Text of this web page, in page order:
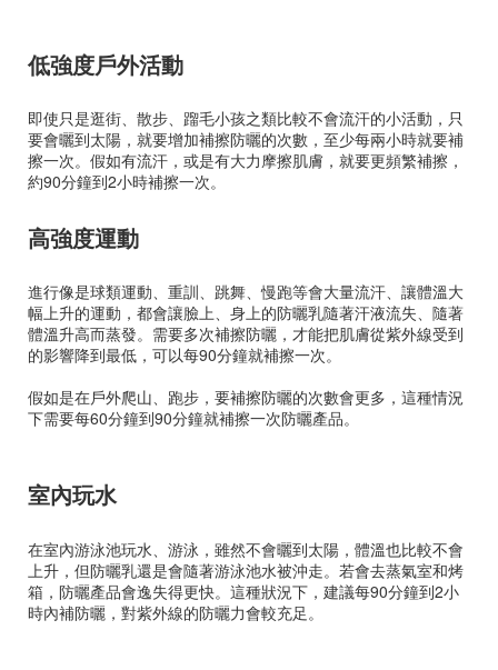
低強度戶外活動
即使只是逛街、散步、蹓毛小孩之類比較不會流汗的小活動，只
要會曬到太陽，就要增加補擦防曬的次數，至少每兩小時就要補
擦一次。假如有流汗，或是有大力摩擦肌膚，就要更頻繁補擦，
約90分鐘到2小時補擦一次。
高強度運動
進行像是球類運動、重訓、跳舞、慢跑等會大量流汗、讓體溫大
幅上升的運動，都會讓臉上、身上的防曬乳隨著汗液流失、隨著
體溫升高而蒸發。需要多次補擦防曬，才能把肌膚從紫外線受到
的影響降到最低，可以每90分鐘就補擦一次。
假如是在戶外爬山、跑步，要補擦防曬的次數會更多，這種情況
下需要每60分鐘到90分鐘就補擦一次防曬產品。
室內玩水
在室內游泳池玩水、游泳，雖然不會曬到太陽，體溫也比較不會
上升，但防曬乳還是會隨著游泳池水被沖走。若會去蒸氣室和烤
箱，防曬產品會逸失得更快。這種狀況下，建議每90分鐘到2小
時內補防曬，對紫外線的防曬力會較充足。